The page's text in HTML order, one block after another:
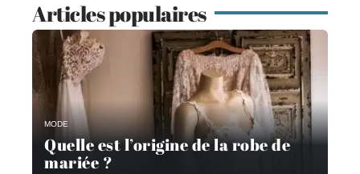
Articles populaires
MODE
Quelle est l’origine de la robe de
mariée ?